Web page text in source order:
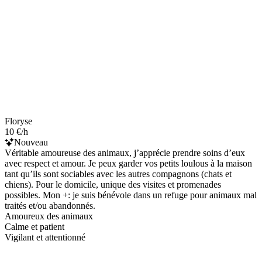
Floryse
10 €/h
Nouveau
Véritable amoureuse des animaux, j’apprécie prendre soins d’eux
avec respect et amour. Je peux garder vos petits loulous à la maison
tant qu’ils sont sociables avec les autres compagnons (chats et
chiens). Pour le domicile, unique des visites et promenades
possibles. Mon +: je suis bénévole dans un refuge pour animaux mal
traités et/ou abandonnés.
Amoureux des animaux
Calme et patient
Vigilant et attentionné